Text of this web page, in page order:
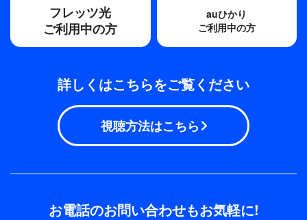
フレッツ光
ご利用中の方
auひかり
ご利用中の方
詳しくはこちらをご覧ください
視聴方法はこちら
お電話のお問い合わせもお気軽に!